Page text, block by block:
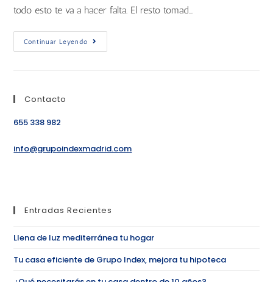
todo esto te va a hacer falta. El resto tomad…
Continuar Leyendo
Contacto
655 338 982
info@grupoindexmadrid.com
Entradas Recientes
Llena de luz mediterránea tu hogar
Tu casa eficiente de Grupo Index, mejora tu hipoteca